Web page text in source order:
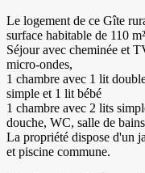
Le logement de ce Gîte
surface habitable de 110
Séjour avec cheminée et
micro-ondes,
1 chambre avec 1 lit
simple et 1 lit bébé
1 chambre avec 2 lits
douche, WC, salle de
La propriété dispose d'un
et piscine commune.